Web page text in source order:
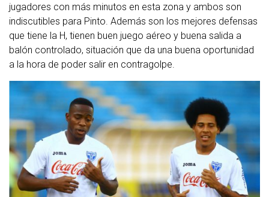
jugadores con más minutos en esta zona y ambos son
indiscutibles para Pinto. Además son los mejores defensas
que tiene la H, tienen buen juego aéreo y buena salida a
balón controlado, situación que da una buena oportunidad
a la hora de poder salir en contragolpe.